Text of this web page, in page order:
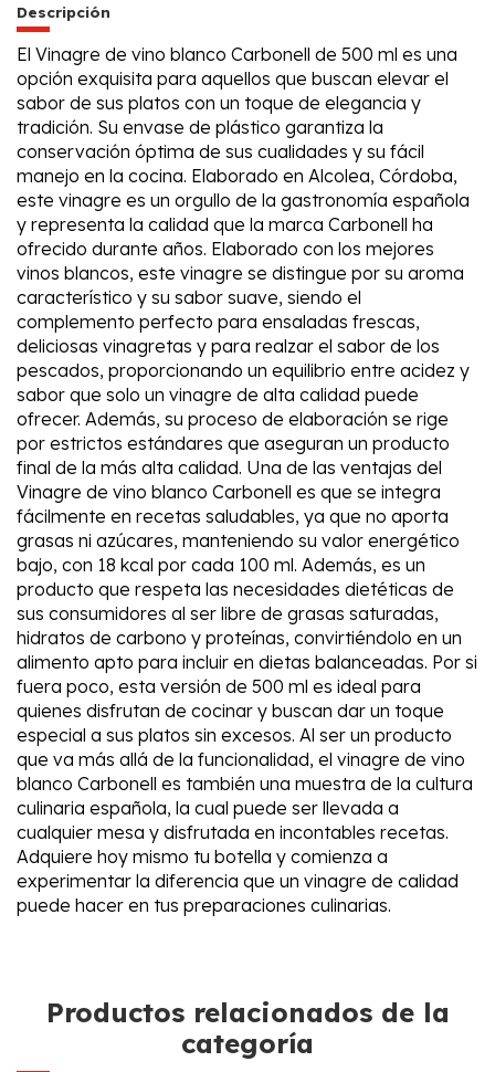
Descripción
El Vinagre de vino blanco Carbonell de 500 ml es una
opción exquisita para aquellos que buscan elevar el
sabor de sus platos con un toque de elegancia y
tradición. Su envase de plástico garantiza la
conservación óptima de sus cualidades y su fácil
manejo en la cocina. Elaborado en Alcolea, Córdoba,
este vinagre es un orgullo de la gastronomía española
y representa la calidad que la marca Carbonell ha
ofrecido durante años. Elaborado con los mejores
vinos blancos, este vinagre se distingue por su aroma
característico y su sabor suave, siendo el
complemento perfecto para ensaladas frescas,
deliciosas vinagretas y para realzar el sabor de los
pescados, proporcionando un equilibrio entre acidez y
sabor que solo un vinagre de alta calidad puede
ofrecer. Además, su proceso de elaboración se rige
por estrictos estándares que aseguran un producto
final de la más alta calidad. Una de las ventajas del
Vinagre de vino blanco Carbonell es que se integra
fácilmente en recetas saludables, ya que no aporta
grasas ni azúcares, manteniendo su valor energético
bajo, con 18 kcal por cada 100 ml. Además, es un
producto que respeta las necesidades dietéticas de
sus consumidores al ser libre de grasas saturadas,
hidratos de carbono y proteínas, convirtiéndolo en un
alimento apto para incluir en dietas balanceadas. Por si
fuera poco, esta versión de 500 ml es ideal para
quienes disfrutan de cocinar y buscan dar un toque
especial a sus platos sin excesos. Al ser un producto
que va más allá de la funcionalidad, el vinagre de vino
blanco Carbonell es también una muestra de la cultura
culinaria española, la cual puede ser llevada a
cualquier mesa y disfrutada en incontables recetas.
Adquiere hoy mismo tu botella y comienza a
experimentar la diferencia que un vinagre de calidad
puede hacer en tus preparaciones culinarias.
Productos relacionados de la
categoría